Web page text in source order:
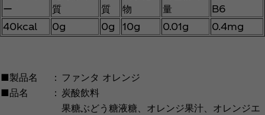
ー
質
質
物
量
B6
40kcal
0g 0g 10g 0.01g 0.4mg
■製品名 ： ファンタ オレンジ
■品名
： 炭酸飲料
果糖ぶどう糖液糖、オレンジ果汁、オレンジエ